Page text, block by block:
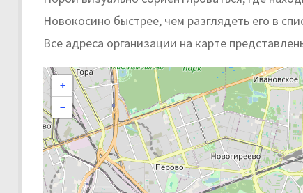
Новокосино быстрее, чем разглядеть его в
Все адреса организации на карте
+
−